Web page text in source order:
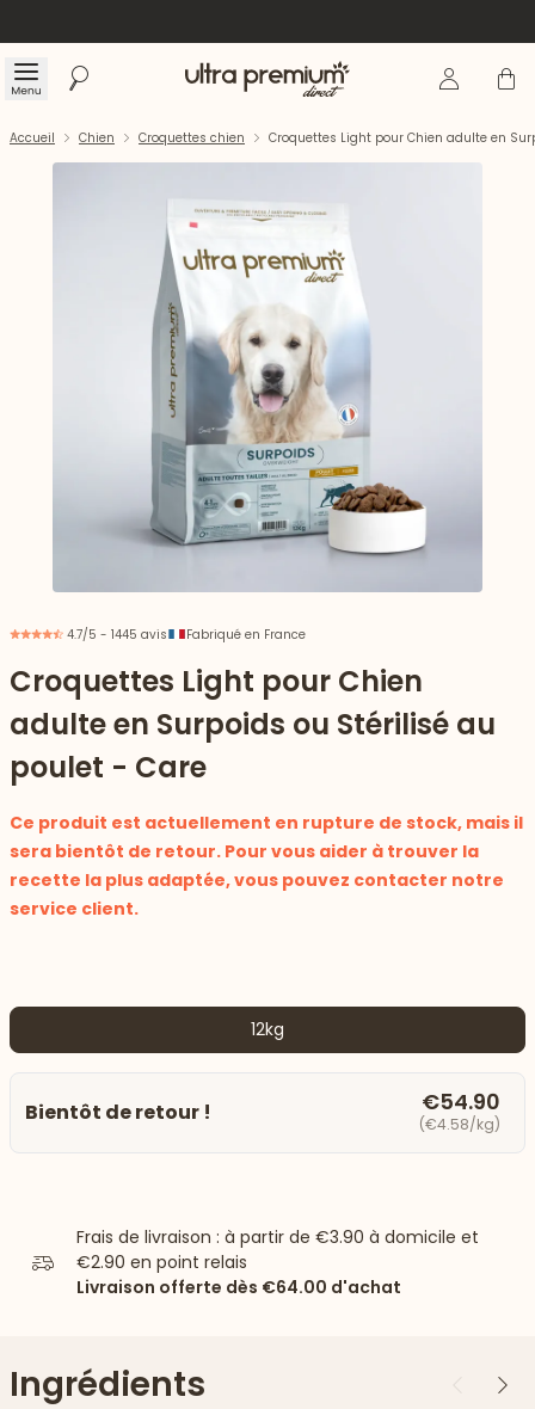
Menu Rechercher Accueil Se Panier
Accueil Chien Croquettes chien Croquettes Light pour Chien adulte en
4.7/5 - 1445 avis Fabriqué en France
Croquettes Light pour Chien
adulte en Surpoids ou Stérilisé au
poulet - Care
Ce produit est actuellement en rupture de stock, mais il
sera bientôt de retour. Pour vous aider à trouver la
recette la plus adaptée, vous pouvez contacter notre
service client.
12kg
Bientôt de retour ! €54.90
(€4.58/kg)
Frais de livraison : à partir de €3.90 à domicile et
€2.90 en point relais
Livraison offerte dès €64.00 d'achat
Ingrédients Précédent